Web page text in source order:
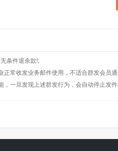
条件退余款!;
正常收发业务邮件使用，不适合群发会员
，一旦发现上述群发行为，会自动停止发